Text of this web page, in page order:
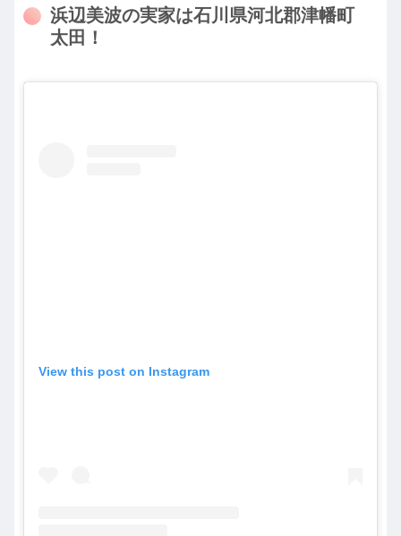
浜辺美波の実家は石川県河北郡津幡町
太田！
View this post on Instagram